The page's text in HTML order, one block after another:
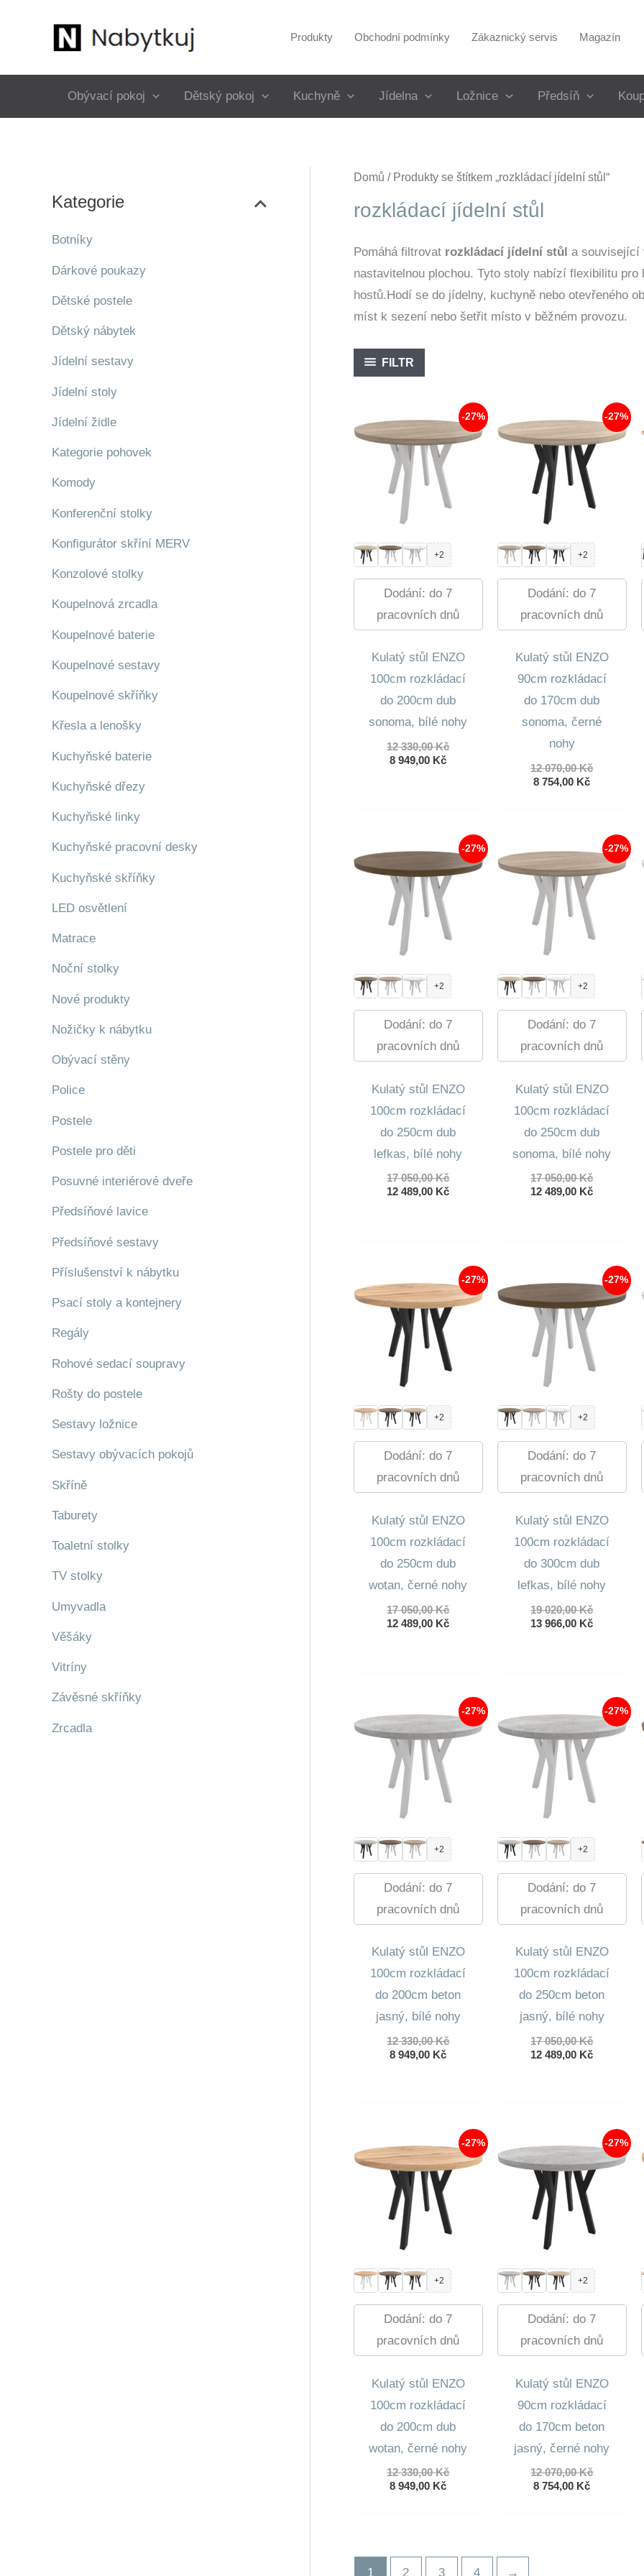
Produkty Obchodní podmínky Zákaznický servis Magazín
Obývací pokoj Dětský pokoj Kuchyně Jídelna Ložnice Předsíň
Kategorie
Botníky
Dárkové poukazy
Dětské postele
Dětský nábytek
Jídelní sestavy
Jídelní stoly
Jídelní židle
Kategorie pohovek
Komody
Konferenční stolky
Konfigurátor skříní MERV
Konzolové stolky
Koupelnová zrcadla
Koupelnové baterie
Koupelnové sestavy
Koupelnové skříňky
Křesla a lenošky
Kuchyňské baterie
Kuchyňské dřezy
Kuchyňské linky
Kuchyňské pracovní desky
Kuchyňské skříňky
LED osvětlení
Matrace
Noční stolky
Nové produkty
Nožičky k nábytku
Obývací stěny
Police
Postele
Postele pro děti
Posuvné interiérové dveře
Předsíňové lavice
Předsíňové sestavy
Příslušenství k nábytku
Psací stoly a kontejnery
Regály
Rohové sedací soupravy
Rošty do postele
Sestavy ložnice
Sestavy obývacích pokojů
Skříně
Taburety
Toaletní stolky
TV stolky
Umyvadla
Věšáky
Vitríny
Závěsné skříňky
Zrcadla
Domů / Produkty se štítkem „rozkládací jídelní stůl“
rozkládací jídelní stůl
Pomáhá filtrovat rozkládací jídelní stůl a související
nastavitelnou plochou. Tyto stoly nabízí flexibilitu
hostů.Hodí se do jídelny, kuchyně nebo otevřeného
míst k sezení nebo šetřit místo v běžném provozu.
FILTR
-27%
+2
Dodání: do 7
pracovních dnů
Kulatý stůl ENZO
100cm rozkládací
do 200cm dub
sonoma, bílé nohy
12 330,00KčPůvodní
8 949,00 KčAktuální
-27%
+2
Dodání: do 7
pracovních dnů
Kulatý stůl ENZO
90cm rozkládací
do 170cm dub
sonoma, černé
nohy
12 070,00KčPůvodní
8 754,00 KčAktuální
754,00 Kč.
-27%
+2
Dodání: do 7
pracovních dnů
Kulatý stůl ENZO
100cm rozkládací
do 250cm dub
lefkas, bílé nohy
17 050,00KčPůvodní
cena
12 489,00 KčAktuální
-27%
+2
Dodání: do 7
pracovních dnů
Kulatý stůl ENZO
100cm rozkládací
do 250cm dub
sonoma, bílé nohy
17 050,00KčPůvodní
cena
12 489,00 KčAktuální
-27%
+2
Dodání: do 7
pracovních dnů
Kulatý stůl ENZO
100cm rozkládací
do 250cm dub
wotan, černé nohy
17 050,00KčPůvodní
cena
12 489,00 KčAktuální
-27%
+2
Dodání: do 7
pracovních dnů
Kulatý stůl ENZO
100cm rozkládací
do 300cm dub
lefkas, bílé nohy
19 020,00KčPůvodní
cena
13 966,00 KčAktuální
-27%
+2
Dodání: do 7
pracovních dnů
Kulatý stůl ENZO
100cm rozkládací
do 200cm beton
jasný, bílé nohy
12 330,00KčPůvodní
8 949,00 KčAktuální
-27%
+2
Dodání: do 7
pracovních dnů
Kulatý stůl ENZO
100cm rozkládací
do 250cm beton
jasný, bílé nohy
17 050,00KčPůvodní
cena
12 489,00 KčAktuální
-27%
+2
Dodání: do 7
pracovních dnů
Kulatý stůl ENZO
100cm rozkládací
do 200cm dub
wotan, černé nohy
12 330,00KčPůvodní
8 949,00 KčAktuální
-27%
+2
Dodání: do 7
pracovních dnů
Kulatý stůl ENZO
90cm rozkládací
do 170cm beton
jasný, černé nohy
12 070,00KčPůvodní
8 754,00 KčAktuální
1 2 3 4 →